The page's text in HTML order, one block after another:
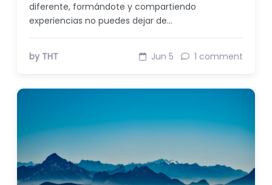
diferente, formándote y compartiendo
experiencias no puedes dejar de…
by THT Jun 5 1 comment